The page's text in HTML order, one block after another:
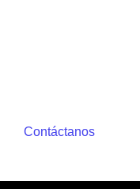
Contáctanos